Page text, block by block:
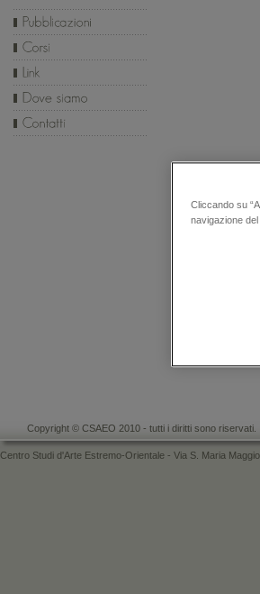
Copyright © CSAEO 2010 - tutti i diritti sono
Centro Studi d'Arte Estremo-Orientale - Via S. Maria
Cliccando su
navigazione